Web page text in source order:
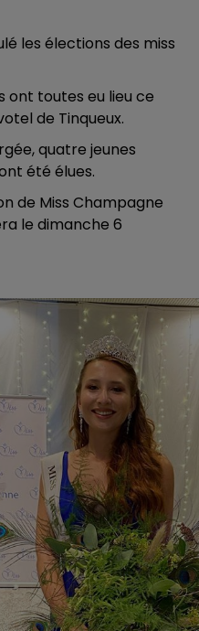
les élections des miss
ont toutes eu lieu ce
de Tinqueux.
quatre jeunes
été élues.
de Miss Champagne
le dimanche 6